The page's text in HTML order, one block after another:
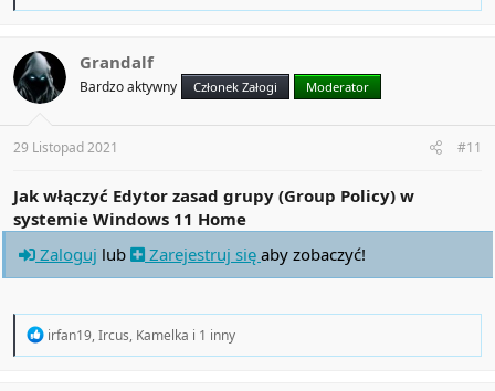
i
o
s
:
Grandalf
Bardzo aktywny Członek Załogi Moderator
29 Listopad 2021 #11
Jak włączyć Edytor zasad grupy (Group Policy) w
systemie Windows 11 Home
Zaloguj lub Zarejestruj się aby zobaczyć!
R
irfan19,Ircus, Kamelka i 1 inny